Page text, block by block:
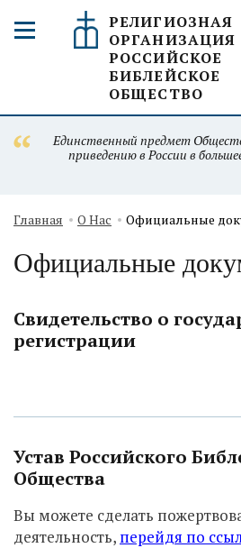
РЕЛИГИОЗНАЯ
ОРГАНИЗАЦИЯ
РОССИЙСКОЕ
БИБЛЕЙСКОЕ
ОБЩЕСТВО
Единственный предмет
приведению в России в
Главная О Нас Официальные
Официальные
Свидетельство о
регистрации
Устав Российского
Общества
Вы можете сделать
деятельность, перейдя по